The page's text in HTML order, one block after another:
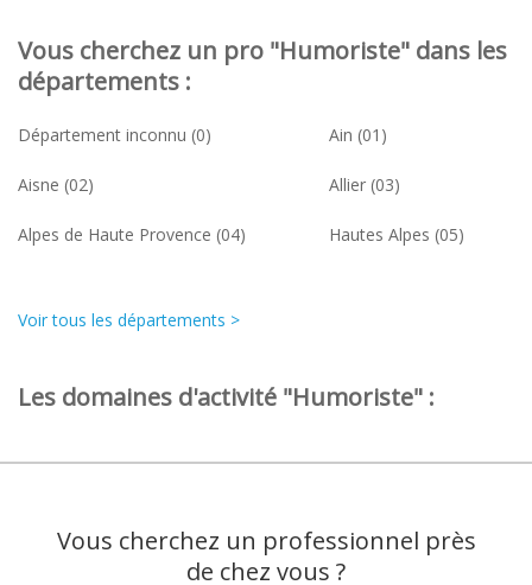
Vous cherchez un pro "Humoriste" dans les
départements :
Département inconnu (0) Ain (01)
Aisne (02) Allier (03)
Alpes de Haute Provence (04) Hautes Alpes (05)
Voir tous les départements >
Les domaines d'activité "Humoriste" :
Vous cherchez un professionnel près